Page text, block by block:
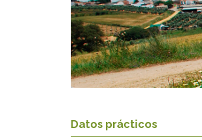
Datos prácticos